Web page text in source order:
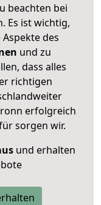
beachten bei
Es ist wichtig,
des
und zu
dass alles
richtigen
erfolgreich
sorgen wir.
und erhalten